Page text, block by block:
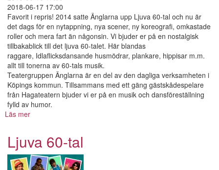
2018-06-17 17:00
Favorit i repris! 2014 satte Änglarna upp Ljuva 60-tal och nu är
det dags för en nytappning, nya scener, ny koreografi, omkastade
roller och mera fart än någonsin. Vi bjuder er på en nostalgisk
tillbakablick till det ljuva 60-talet. Här blandas
raggare, Idlaflicksdansande husmödrar, plankare, hippisar m.m.
allt till tonerna av 60-tals musik.
Teatergruppen Änglarna är en del av den dagliga verksamheten i
Köpings kommun. Tillsammans med ett gäng gästskådespelare
från Hagateatern bjuder vi er på en musik och dansföreställning
fylld av humor.
Läs mer
tal
Ljuva 60-tal